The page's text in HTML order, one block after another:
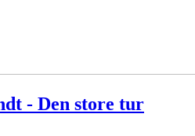
- Den store tur